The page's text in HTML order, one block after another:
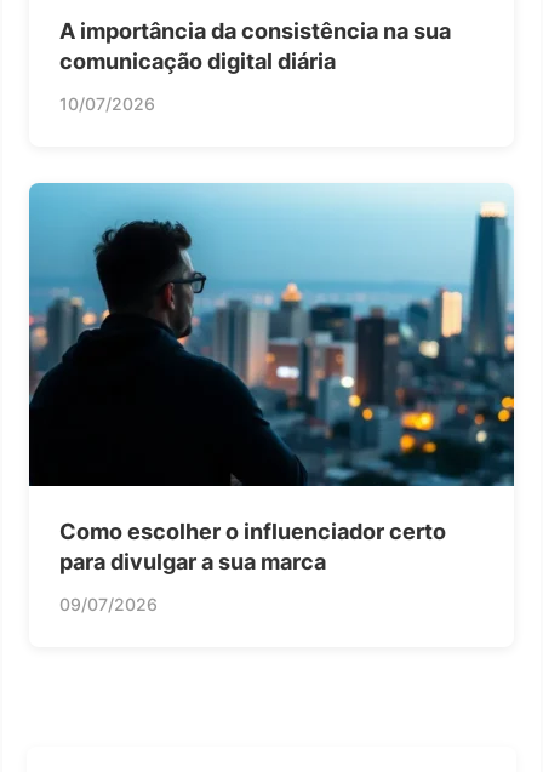
A importância da consistência na sua
comunicação digital diária
10/07/2026
Como escolher o influenciador certo
para divulgar a sua marca
09/07/2026